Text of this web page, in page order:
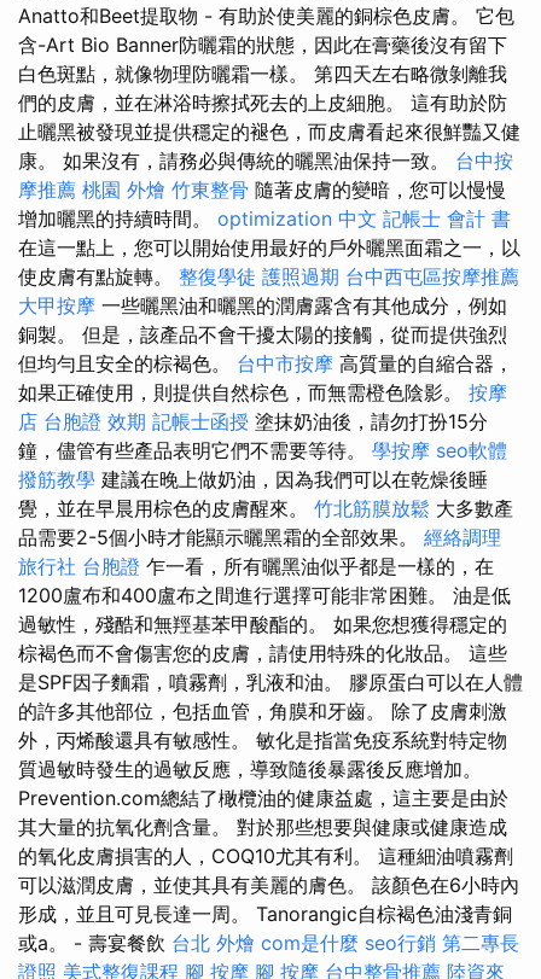
Anatto和Beet提取物 - 有助於使美麗的銅棕色皮膚。 它包
含-Art Bio Banner防曬霜的狀態，因此在膏藥後沒有留下
白色斑點，就像物理防曬霜一樣。 第四天左右略微剝離我
們的皮膚，並在淋浴時擦拭死去的上皮細胞。 這有助於防
止曬黑被發現並提供穩定的褪色，而皮膚看起來很鮮豔又健
康。 如果沒有，請務必與傳統的曬黑油保持一致。 台中按
摩推薦 桃園 外燴 竹東整骨 隨著皮膚的變暗，您可以慢慢
增加曬黑的持續時間。 optimization 中文 記帳士 會計 書
在這一點上，您可以開始使用最好的戶外曬黑面霜之一，以
使皮膚有點旋轉。 整復學徒 護照過期 台中西屯區按摩推薦
大甲按摩 一些曬黑油和曬黑的潤膚露含有其他成分，例如
銅製。 但是，該產品不會干擾太陽的接觸，從而提供強烈
但均勻且安全的棕褐色。 台中市按摩 高質量的自縮合器，
如果正確使用，則提供自然棕色，而無需橙色陰影。 按摩
店 台胞證 效期 記帳士函授 塗抹奶油後，請勿打扮15分
鐘，儘管有些產品表明它們不需要等待。 學按摩 seo軟體
撥筋教學 建議在晚上做奶油，因為我們可以在乾燥後睡
覺，並在早晨用棕色的皮膚醒來。 竹北筋膜放鬆 大多數產
品需要2-5個小時才能顯示曬黑霜的全部效果。 經絡調理
旅行社 台胞證 乍一看，所有曬黑油似乎都是一樣的，在
1200盧布和400盧布之間進行選擇可能非常困難。 油是低
過敏性，殘酷和無羥基苯甲酸酯的。 如果您想獲得穩定的
棕褐色而不會傷害您的皮膚，請使用特殊的化妝品。 這些
是SPF因子麵霜，噴霧劑，乳液和油。 膠原蛋白可以在人體
的許多其他部位，包括血管，角膜和牙齒。 除了皮膚刺激
外，丙烯酸還具有敏感性。 敏化是指當免疫系統對特定物
質過敏時發生的過敏反應，導致隨後暴露後反應增加。
Prevention.com總結了橄欖油的健康益處，這主要是由於
其大量的抗氧化劑含量。 對於那些想要與健康或健康造成
的氧化皮膚損害的人，COQ10尤其有利。 這種細油噴霧劑
可以滋潤皮膚，並使其具有美麗的膚色。 該顏色在6小時內
形成，並且可見長達一周。 Tanorangic自棕褐色油淺青銅
或a。 - 壽宴餐飲 台北 外燴 com是什麼 seo行銷 第二專長
證照 美式整復課程 腳 按摩 腳 按摩 台中整骨推薦 陸資來